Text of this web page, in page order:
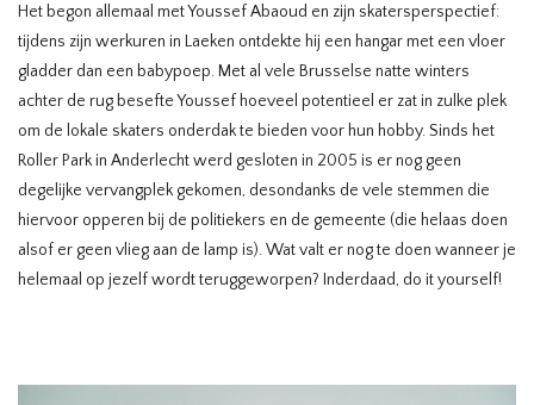
Het begon allemaal met Youssef Abaoud en zijn skatersperspectief:
tijdens zijn werkuren in Laeken ontdekte hij een hangar met een vloer
gladder dan een babypoep. Met al vele Brusselse natte winters
achter de rug besefte Youssef hoeveel potentieel er zat in zulke plek
om de lokale skaters onderdak te bieden voor hun hobby. Sinds het
Roller Park in Anderlecht werd gesloten in 2005 is er nog geen
degelijke vervangplek gekomen, desondanks de vele stemmen die
hiervoor opperen bij de politiekers en de gemeente (die helaas doen
alsof er geen vlieg aan de lamp is). Wat valt er nog te doen wanneer je
helemaal op jezelf wordt teruggeworpen? Inderdaad, do it yourself!